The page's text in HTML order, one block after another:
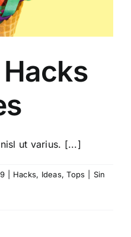
Hacks
ut varius. [...]
Hacks, Ideas,Tops
Sin